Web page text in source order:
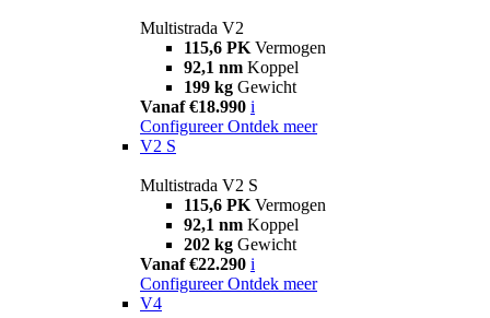
Multistrada V2
115,6 PK Vermogen
92,1 nm Koppel
199 kg Gewicht
Vanaf €18.990 i
Configureer Ontdek meer
V2 S
Multistrada V2 S
115,6 PK Vermogen
92,1 nm Koppel
202 kg Gewicht
Vanaf €22.290 i
Configureer Ontdek meer
V4